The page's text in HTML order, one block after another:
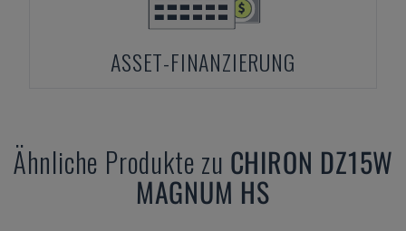
ASSET-FINANZIERUNG
Ähnliche Produkte zu CHIRON DZ15W
MAGNUM HS